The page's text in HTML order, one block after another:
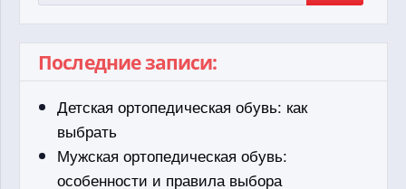
Последние записи:
Детская ортопедическая обувь: как
выбрать
Мужская ортопедическая обувь:
особенности и правила выбора